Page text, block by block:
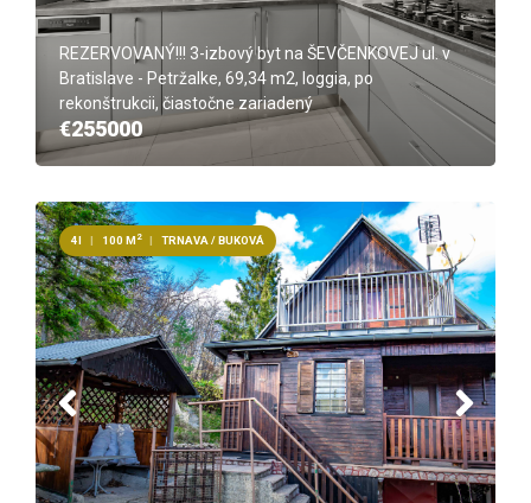
REZERVOVANÝ!!! 3-izbový byt na ŠEVČENKOVEJ ul. v
Bratislave - Petržalke, 69,34 m2, loggia, po
rekonštrukcii, čiastočne zariadený
€255000
4I | 100 M 2 | TRNAVA / BUKOVÁ